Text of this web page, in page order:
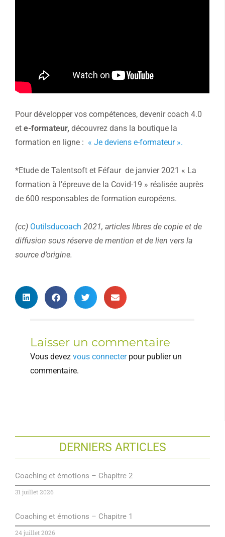
Pour développer vos compétences, devenir coach 4.0
et e-formateur, découvrez dans la boutique la
formation en ligne : « Je deviens e-formateur ».
*Etude de Talentsoft et Féfaur de janvier 2021 « La
formation à l’épreuve de la Covid-19 » réalisée auprès
de 600 responsables de formation européens.
(cc) Outilsducoach 2021, articles libres de copie et de
diffusion sous réserve de mention et de lien vers la
source d’origine.
Laisser un commentaire
Vous devez vous connecterpour publier un
commentaire.
DERNIERS ARTICLES
Coaching et émotions – Chapitre 2
31 juillet 2026
Coaching et émotions – Chapitre 1
24 juillet 2026